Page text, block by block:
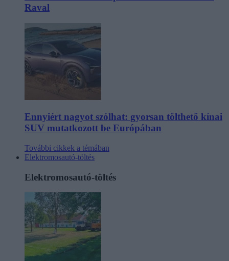
Raval
Ennyiért nagyot szólhat: gyorsan tölthető kínai
SUV mutatkozott be Európában
További cikkek a témában
Elektromosautó-töltés
Elektromosautó-töltés